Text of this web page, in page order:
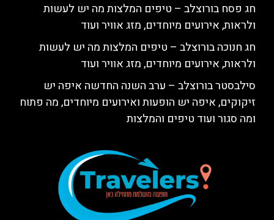
חג פסח בורוצלב – טיפים המלצות מה יש לעשות
ולראות, אירועים מיוחדים, מזג אוויר ועוד
חג חנוכה בורוצלב – טיפים המלצות מה יש לעשות
ולראות, אירועים מיוחדים, מזג אוויר ועוד
סילבסטר בורוצלב – ערב השנה החדשה איפה יש
זיקוקים, איפה יש הופעות ואירועים מיוחדים, מה פתוח
ומה סגור ועוד טיפים והמלצות